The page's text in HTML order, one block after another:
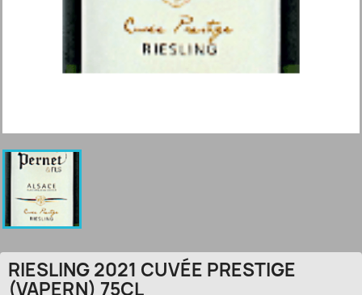
RIESLING 2021 CUVÉE PRESTIGE
(VAPERN) 75CL